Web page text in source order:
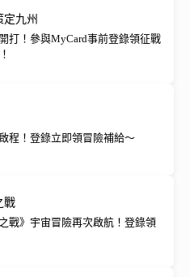
定九州
打！參與MyCard事前登錄領征戰
程！登錄立即領冒險補給～
戰
戰》宇宙冒險再次啟航！登錄領